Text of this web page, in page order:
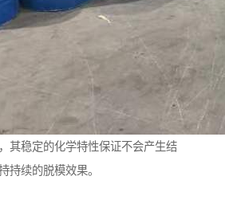
其稳定的化学特性保证不会产生结
持续的脱模效果。